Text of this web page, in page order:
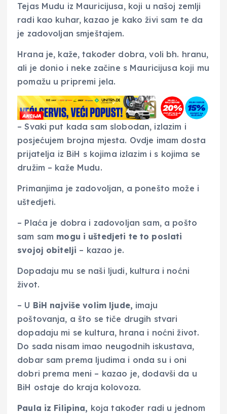
Tejas Mudu iz Mauricijusa, koji u našoj zemlji
radi kao kuhar, kazao je kako živi sam te da
je zadovoljan smještajem.
Hrana je, kaže, također dobra, voli bh. hranu,
ali je donio i neke začine s Mauricijusa koji mu
pomažu u pripremi jela.
– Svaki put kada sam slobodan, izlazim i
posjećujem brojna mjesta. Ovdje imam dosta
prijatelja iz BiH s kojima izlazim i s kojima se
družim – kaže Mudu.
Primanjima je zadovoljan, a ponešto može i
uštedjeti.
– Plaća je dobra i zadovoljan sam, a pošto
sam sam mogu i uštedjeti te to poslati
svojoj obitelji – kazao je.
Dopadaju mu se naši ljudi, kultura i noćni
život.
– U BiH najviše volim ljude, imaju
poštovanja, a što se tiče drugih stvari
dopadaju mi se kultura, hrana i noćni život.
Do sada nisam imao neugodnih iskustava,
dobar sam prema ljudima i onda su i oni
dobri prema meni – kazao je, dodavši da u
BiH ostaje do kraja kolovoza.
Paula iz Filipina, koja također radi u jednom